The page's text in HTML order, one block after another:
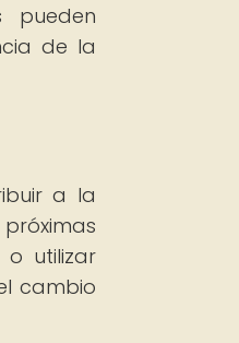
pueden
de la
a la
o utilizar
cambio